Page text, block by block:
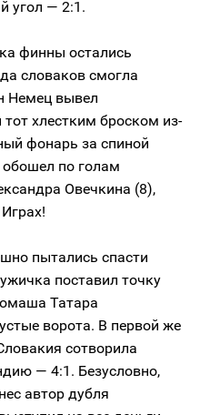
угол — 2:1.
финны остались
словаков смогла
Немец вывел
хлестким броском из-
фонарь за спиной
по голам
Овечкина (8),
пытались спасти
поставил точку
Татара
ворота. В первой же
сотворила
— 4:1. Безусловно,
автор дубля